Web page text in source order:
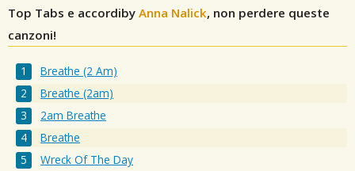
Top Tabs e accordiby Anna Nalick, non perdere queste
canzoni!
Breathe (2 Am)
Breathe (2am)
2am Breathe
Breathe
Wreck Of The Day